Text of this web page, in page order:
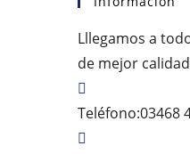
Lllegamos a
de mejor
Teléfono:03468